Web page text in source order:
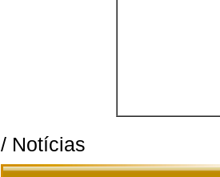
/ Notícias